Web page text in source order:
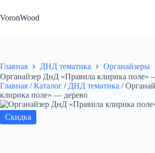
к
сути
VoronWood
Главная ДНД тематика
Органайзеры
Органайзер ДнД «Правила клирика поле»
Главная / Каталог / ДНД тематика /
клирика поле» — дерево
Скидка